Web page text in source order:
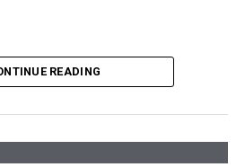
READING